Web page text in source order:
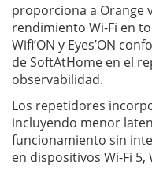
proporciona a Orange
rendimiento Wi-Fi en
Wifi’ON y Eyes’ON
de SoftAtHome en el
observabilidad.
Los repetidores
incluyendo menor
funcionamiento sin
en dispositivos Wi-Fi 5,